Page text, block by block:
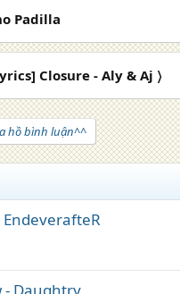
Padilla
Closure - Aly & Aj 〉
hồ bình luận^^
- Daughtry